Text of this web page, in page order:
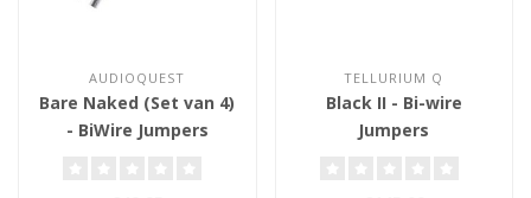
AUDIOQUEST
Bare Naked (Set van 4)
- BiWire Jumpers
TELLURIUM Q
Black II - Bi-wire
Jumpers